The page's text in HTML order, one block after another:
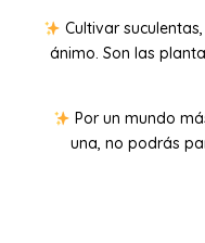
Cultivar
ánimo. Son las
Por un mundo
una, no podrás